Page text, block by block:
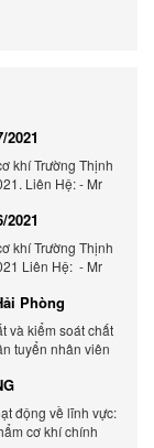
khí Trường Thịnh
Liên Hệ: - Mr
-
khí Trường Thịnh
Liên Hệ: - Mr
- Phòng
và kiểm soát chất
tuyển nhân viên
động về lĩnh vực:
cơ khí chính